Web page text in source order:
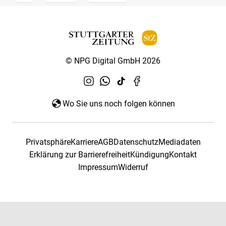
© NPG Digital GmbH 2026
Wo Sie uns noch folgen können
PrivatsphäreKarriereAGBDatenschutzMediadaten
Erklärung zur BarrierefreiheitKündigungKontakt
ImpressumWiderruf